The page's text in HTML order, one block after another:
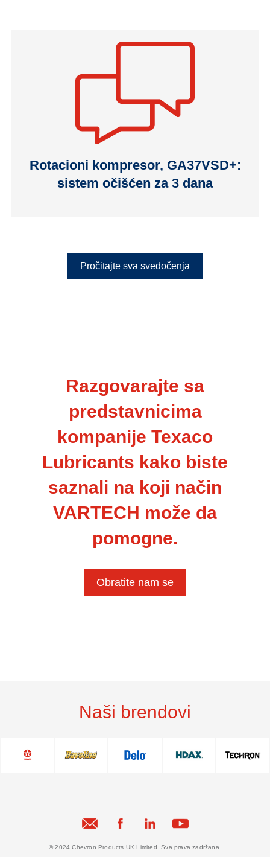
Rotacioni kompresor, GA37VSD+:
sistem očišćen za 3 dana
Pročitajte sva svedočenja
Razgovarajte sa
predstavnicima
kompanije Texaco
Lubricants kako biste
saznali na koji način
VARTECH može da
pomogne.
Obratite nam se
Naši brendovi
© 2024 Chevron Products UK Limited. Sva prava zadržana.